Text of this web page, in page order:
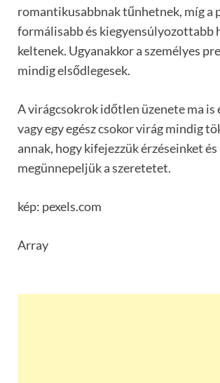
romantikusabbnak tűnhetnek, míg a
formálisabb és kiegyensúlyozottabb
keltenek. Ugyanakkor a személyes
mindig elsődlegesek.
A virágcsokrok időtlen üzenete ma is
vagy egy egész csokor virág mindig
annak, hogy kifejezzük érzéseinket és
megünnepeljük a szeretetet.
kép: pexels.com
Array